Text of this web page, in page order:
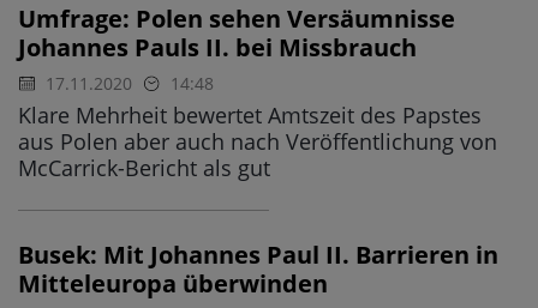
Umfrage: Polen sehen Versäumnisse
Johannes Pauls II. bei Missbrauch
17.11.2020 14:48
Klare Mehrheit bewertet Amtszeit des Papstes
aus Polen aber auch nach Veröffentlichung von
McCarrick-Bericht als gut
Busek: Mit Johannes Paul II. Barrieren in
Mitteleuropa überwinden